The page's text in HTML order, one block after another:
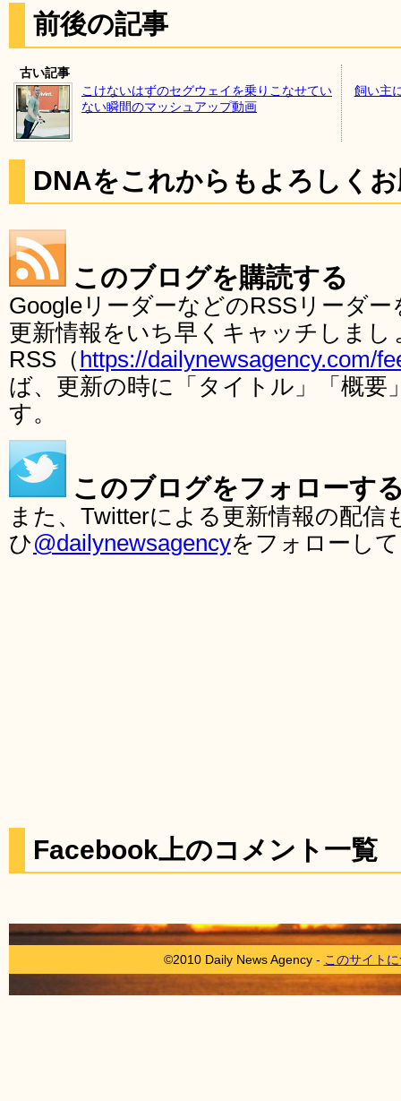
前後の記事
古い記事
こけないはずのセグウェイを乗りこなせてい
ない瞬間のマッシュアップ動画
飼い主
DNAをこれからもよろしく
このブログを購読する
GoogleリーダーなどのRSSリーダ
更新情報をいち早くキャッチしま
RSS（ https://dailynewsagency.com/
ば、更新の時に「タイトル」「概要
す。
このブログをフォローす
また、Twitterによる更新情報の配
ひ@dailynewsagencyをフォローし
Facebook上のコメント一覧
©2010 Daily News Agency - このサイト